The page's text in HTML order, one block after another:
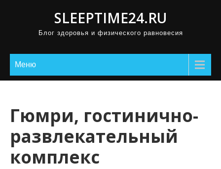
SLEEPTIME24.RU
Блог здоровья и физического равновесия
Меню
Гюмри, гостинично-
развлекательный
комплекс